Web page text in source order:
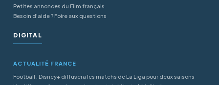
Petites annonces du Film français
Besoin d'aide ? Foire aux questions
DIGITAL
ACTUALITÉ FRANCE
Football : Disney+ diffusera les matchs de La Liga pour deux saisons